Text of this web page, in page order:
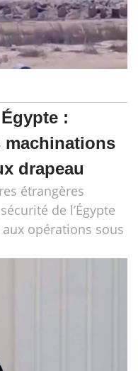
:
machinations
drapeau
étrangères
de l’Égypte
opérations sous